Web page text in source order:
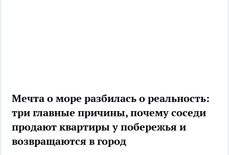
Мечта о море разбилась о реальность:
три главные причины, почему соседи
продают квартиры у побережья и
возвращаются в город